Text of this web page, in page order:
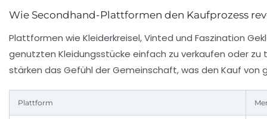
Wie Secondhand-Plattformen den Kaufprozess
Plattformen wie Kleiderkreisel,Vinted und Faszination
genutzten Kleidungsstücke einfach zu verkaufen oder
stärken das Gefühl der Gemeinschaft, was den Kauf
Plattform